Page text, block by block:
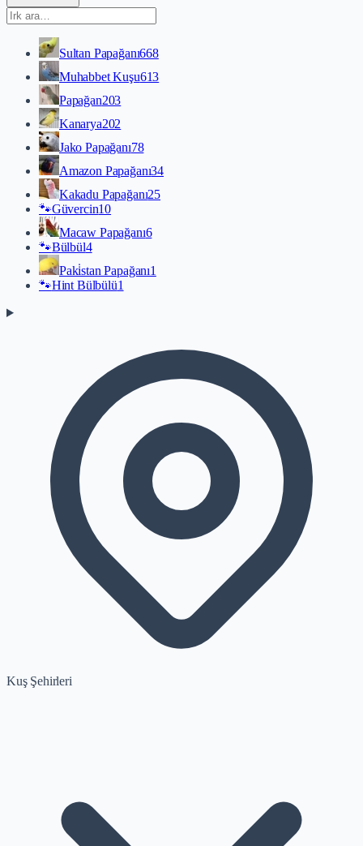
Sultan Papağanı668
Muhabbet Kuşu613
Papağan203
Kanarya202
Jako Papağanı78
Amazon Papağanı34
Kakadu Papağanı25
🐾Güvercin10
Macaw Papağanı6
🐾Bülbül4
Paki̇stan Papağanı1
🐾Hint Bülbülü1
Kuş Şehirleri